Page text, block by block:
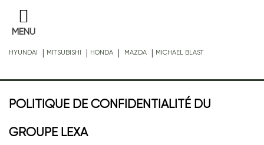
MENU
HYUNDAI | MITSUBISHI | HONDA | MAZDA | MICHAEL BLAST
POLITIQUE DE CONFIDENTIALITÉ DU
GROUPE LEXA